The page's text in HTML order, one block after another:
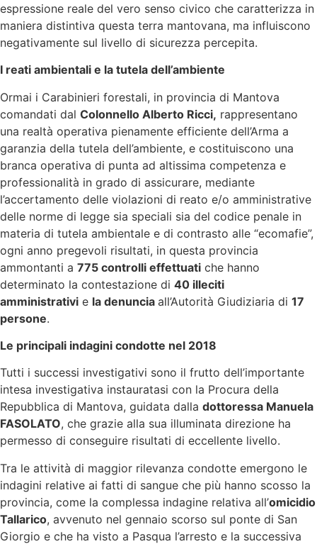
espressione reale del vero senso civico che caratterizza in
maniera distintiva questa terra mantovana, ma influiscono
negativamente sul livello di sicurezza percepita.
I reati ambientali e la tutela dell’ambiente
Ormai i Carabinieri forestali, in provincia di Mantova
comandati dal Colonnello Alberto Ricci, rappresentano
una realtà operativa pienamente efficiente dell’Arma a
garanzia della tutela dell’ambiente, e costituiscono una
branca operativa di punta ad altissima competenza e
professionalità in grado di assicurare, mediante
l’accertamento delle violazioni di reato e/o amministrative
delle norme di legge sia speciali sia del codice penale in
materia di tutela ambientale e di contrasto alle “ecomafie”,
ogni anno pregevoli risultati, in questa provincia
ammontanti a 775 controlli effettuati che hanno
determinato la contestazione di 40 illeciti
amministrativi e la denuncia all’Autorità Giudiziaria di 17
persone.
Le principali indagini condotte nel 2018
Tutti i successi investigativi sono il frutto dell’importante
intesa investigativa instauratasi con la Procura della
Repubblica di Mantova, guidata dalla dottoressa Manuela
FASOLATO, che grazie alla sua illuminata direzione ha
permesso di conseguire risultati di eccellente livello.
Tra le attività di maggior rilevanza condotte emergono le
indagini relative ai fatti di sangue che più hanno scosso la
provincia, come la complessa indagine relativa all’omicidio
Tallarico, avvenuto nel gennaio scorso sul ponte di San
Giorgio e che ha visto a Pasqua l’arresto e la successiva